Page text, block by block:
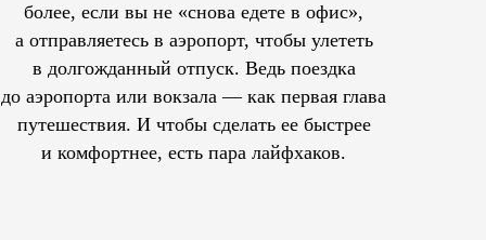
более, если вы не «снова едете в офис»,
а отправляетесь в аэропорт, чтобы улететь
в долгожданный отпуск. Ведь поездка
до аэропорта или вокзала — как первая глава
путешествия. И чтобы сделать ее быстрее
и комфортнее, есть пара лайфхаков.